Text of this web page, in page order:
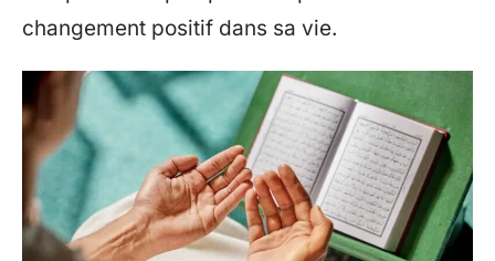
changement positif dans sa vie.